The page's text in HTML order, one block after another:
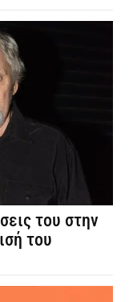
του στην
του